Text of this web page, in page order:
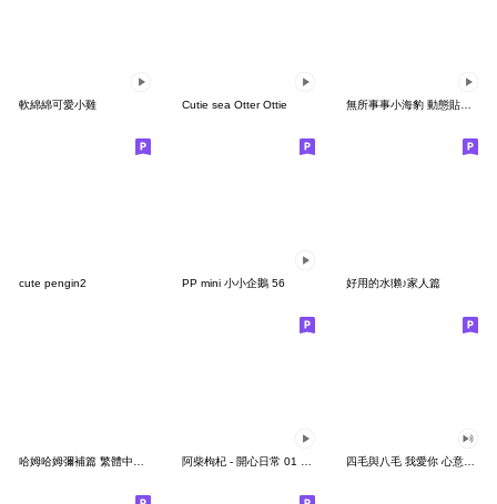
軟綿綿可愛小雞 Cutie sea Otter Ottie 無所事事小海豹 動態貼圖(1)
cute pengin2 PP mini 小小企鵝 56 好用的水獺♪家人篇
哈姆哈姆彌補篇 繁體中文版 阿柴枸杞 - 開心日常 01 (中文版) 四毛與八毛 我愛你 心意貼圖